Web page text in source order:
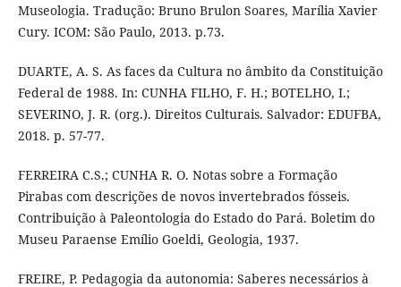
Museologia. Tradução: Bruno Brulon Soares, Marília Xavier
Cury. ICOM: São Paulo, 2013. p.73.
DUARTE, A. S. As faces da Cultura no âmbito da Constituição
Federal de 1988. In: CUNHA FILHO, F. H.; BOTELHO, I.;
SEVERINO, J. R. (org.). Direitos Culturais. Salvador: EDUFBA,
2018. p. 57-77.
FERREIRA C.S.; CUNHA R. O. Notas sobre a Formação
Pirabas com descrições de novos invertebrados fósseis.
Contribuição à Paleontologia do Estado do Pará. Boletim do
Museu Paraense Emílio Goeldi, Geologia, 1937.
FREIRE, P. Pedagogia da autonomia: Saberes necessários à